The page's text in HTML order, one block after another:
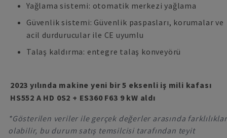
Yağlama sistemi: otomatik merkezi yağlama
Güvenlik sistemi: Güvenlik paspasları, korumalar ve
acil durdurucular ile CE uyumlu
Talaş kaldırma: entegre talaş konveyörü
2023 yılında makine yeni bir 5 eksenli iş mili kafası
HS552 A HD 0S2 + ES360 F63 9 kW aldı
*Gösterilen veriler ile gerçek değerler arasında farklılıklar
olabilir, bu durum satış temsilcisi tarafından teyit